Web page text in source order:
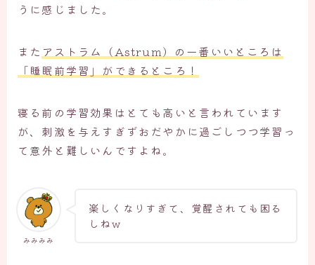
うに感じました。
また アストラム（Astrum）の一番いいところは
「睡眠前学習」ができるところ！
寝る前の学習効果はとても高いと言われています
が、刺激を与えすぎずおだやかに過ごしつつ学習っ
て意外と難しいんですよね。
みみみみ
楽しくなりすぎて、覚醒されても困る
しねｗ